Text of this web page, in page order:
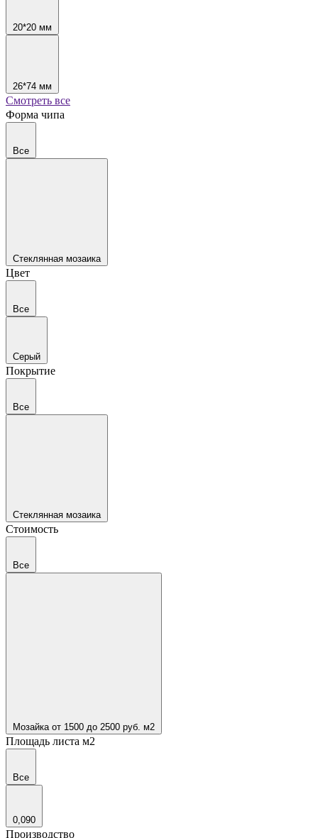
20*20 мм
26*74 мм
Смотреть все
Форма чипа
Все
Стеклянная мозаика
Цвет
Все
Серый
Покрытие
Все
Стеклянная мозаика
Стоимость
Все
Мозайка от 1500 до 2500 руб. м2
Площадь листа м2
Все
0,090
Производство